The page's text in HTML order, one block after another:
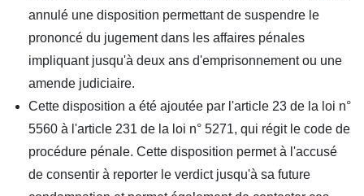
annulé une disposition permettant de suspendre le
prononcé du jugement dans les affaires pénales
impliquant jusqu'à deux ans d'emprisonnement ou une
amende judiciaire.
Cette disposition a été ajoutée par l'article 23 de la loi n°
5560 à l'article 231 de la loi n° 5271, qui régit le code de
procédure pénale. Cette disposition permet à l'accusé
de consentir à reporter le verdict jusqu'à sa future